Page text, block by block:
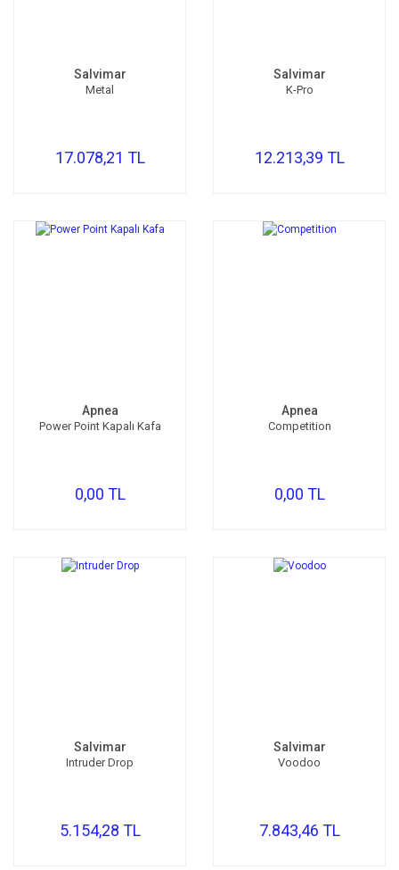
Salvimar
Metal
17.078,21 TL
Salvimar
K-Pro
12.213,39 TL
Apnea
Power Point Kapalı Kafa
0,00 TL
Apnea
Competition
0,00 TL
Salvimar
Intruder Drop
5.154,28 TL
Salvimar
Voodoo
7.843,46 TL